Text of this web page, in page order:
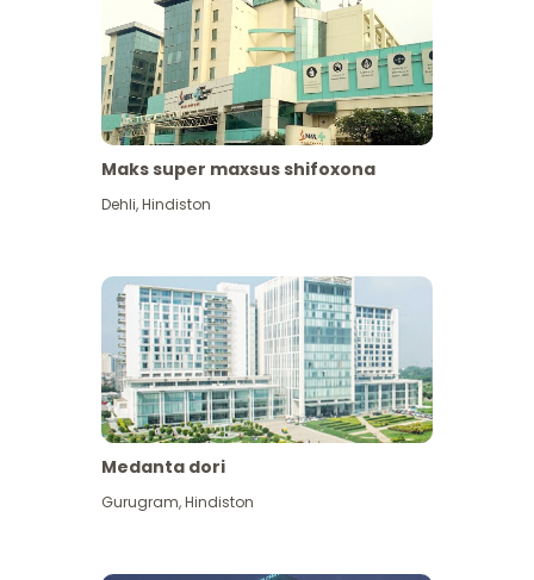
Maks super maxsus shifoxona
Dehli,Hindiston
Medanta dori
Gurugram,Hindiston